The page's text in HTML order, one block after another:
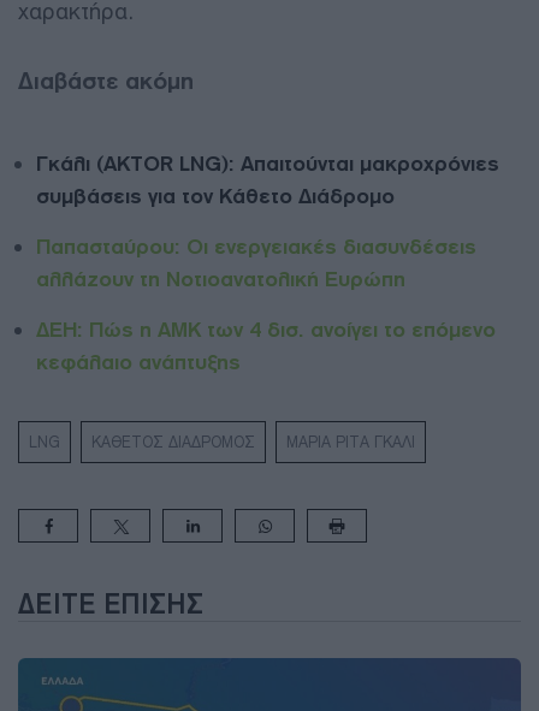
χαρακτήρα.
Διαβάστε ακόμη
Γκάλι (AKTOR LNG): Απαιτούνται μακροχρόνιες
συμβάσεις για τον Κάθετο Διάδρομο
Παπασταύρου: Οι ενεργειακές διασυνδέσεις
αλλάζουν τη Νοτιοανατολική Ευρώπη
ΔΕΗ: Πώς η ΑΜΚ των 4 δισ. ανοίγει το επόμενο
κεφάλαιο ανάπτυξης
LNG ΚΑΘΕΤΟΣ ΔΙΑΔΡΟΜΟΣ ΜΑΡΙΑ ΡΙΤΑ ΓΚΑΛΙ
ΔΕΊΤΕ ΕΠΊΣΗΣ